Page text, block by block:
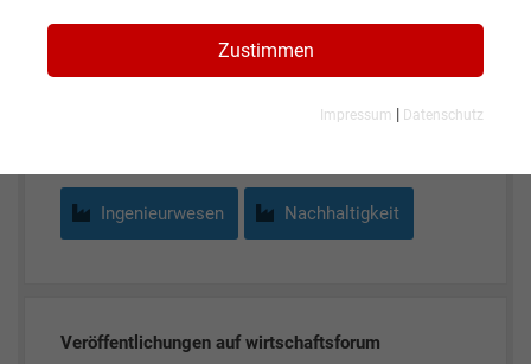
HUG Engineering GmbH
Ingenieurwesen Nachhaltigkeit
Veröffentlichungen auf wirtschaftsforum
Zustimmen
Impressum | Datenschutz